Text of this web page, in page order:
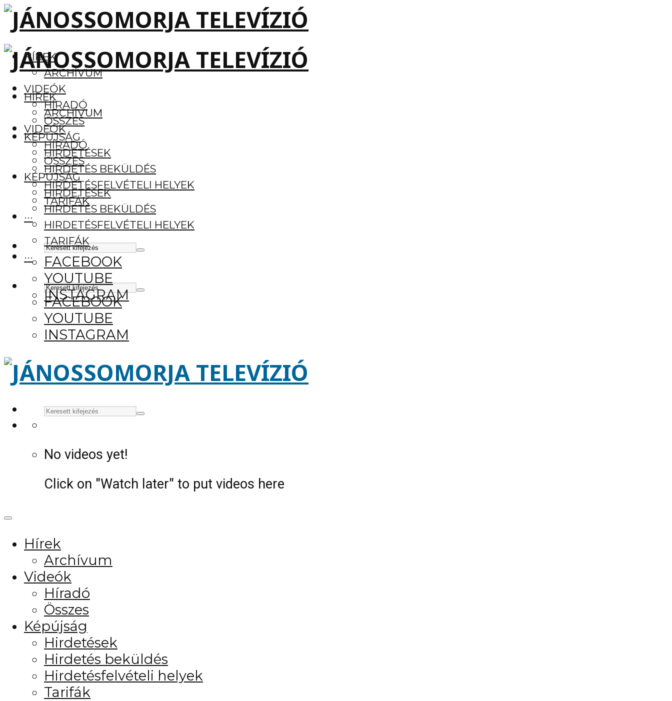
HÍREK
ARCHÍVUM
VIDEÓK
HÍRADÓ
ÖSSZES
KÉPÚJSÁG
HIRDETÉSEK
HIRDETÉS BEKÜLDÉS
HIRDETÉSFELVÉTELI HELYEK
TARIFÁK
···
FACEBOOK
YOUTUBE
INSTAGRAM
HÍREK
ARCHÍVUM
VIDEÓK
HÍRADÓ
ÖSSZES
KÉPÚJSÁG
HIRDETÉSEK
HIRDETÉS BEKÜLDÉS
HIRDETÉSFELVÉTELI HELYEK
TARIFÁK
···
FACEBOOK
YOUTUBE
INSTAGRAM
No videos yet!
Click on "Watch later" to put videos here
Hírek
Archívum
Videók
Híradó
Összes
Képújság
Hirdetések
Hirdetés beküldés
Hirdetésfelvételi helyek
Tarifák